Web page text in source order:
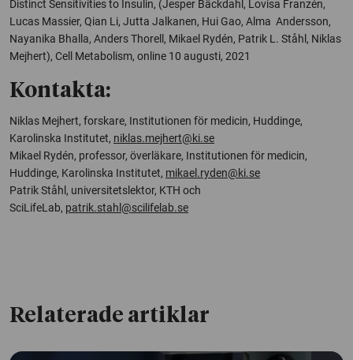
Distinct Sensitivities to Insulin, (Jesper Bäckdahl, Lovisa Franzén,
Lucas Massier, Qian Li, Jutta Jalkanen, Hui Gao, Alma Andersson,
Nayanika Bhalla, Anders Thorell, Mikael Rydén, Patrik L. Ståhl, Niklas
Mejhert), Cell Metabolism, online 10 augusti, 2021
Kontakta:
Niklas Mejhert, forskare, Institutionen för medicin, Huddinge,
Karolinska Institutet, niklas.mejhert@ki.se
Mikael Rydén, professor, överläkare, Institutionen för medicin,
Huddinge, Karolinska Institutet, mikael.ryden@ki.se
Patrik Ståhl, universitetslektor, KTH och
SciLifeLab, patrik.stahl@scilifelab.se
Relaterade artiklar